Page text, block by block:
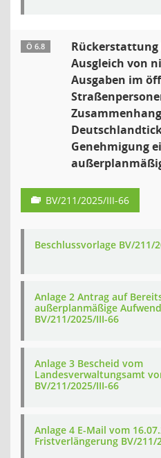
Ö 6.8
Ausgleich von
Ausgaben im
Genehmigung
BV/211/2025/III-66
Beschlussvorlage BV/211/
Anlage 2 Antrag auf
außerplanmäßige
BV/211/2025/III-66
Anlage 3 Bescheid vom
Landesverwaltungsamt
BV/211/2025/III-66
Anlage 4 E-Mail vom
Fristverlängerung BV/211/